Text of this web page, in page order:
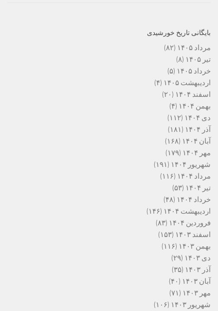
بایگانی تاریخ خورشیدی
مرداد ۱۴۰۵
(۸۲)
تیر ۱۴۰۵
(۸)
خرداد ۱۴۰۵
(۵)
اردیبهشت ۱۴۰۵
(۴)
اسفند ۱۴۰۴
(۲۰)
بهمن ۱۴۰۴
(۴)
دی ۱۴۰۴
(۱۱۲)
آذر ۱۴۰۴
(۱۸۱)
آبان ۱۴۰۴
(۱۶۸)
مهر ۱۴۰۴
(۱۷۹)
شهریور ۱۴۰۴
(۱۹۱)
مرداد ۱۴۰۴
(۱۱۶)
تیر ۱۴۰۴
(۵۳)
خرداد ۱۴۰۴
(۴۸)
اردیبهشت ۱۴۰۴
(۱۴۶)
فروردین ۱۴۰۴
(۸۳)
اسفند ۱۴۰۳
(۱۵۳)
بهمن ۱۴۰۳
(۱۱۶)
دی ۱۴۰۳
(۲۹)
آذر ۱۴۰۳
(۳۵)
آبان ۱۴۰۳
(۴۰)
مهر ۱۴۰۳
(۷۱)
شهریور ۱۴۰۳
(۱۰۶)